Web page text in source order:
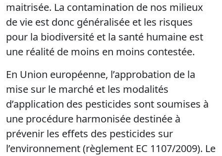
maitrisée. La contamination de nos milieux
de vie est donc généralisée et les risques
pour la biodiversité et la santé humaine est
une réalité de moins en moins contestée.
En Union européenne, l’approbation de la
mise sur le marché et les modalités
d’application des pesticides sont soumises à
une procédure harmonisée destinée à
prévenir les effets des pesticides sur
l’environnement (règlement EC 1107/2009). Le